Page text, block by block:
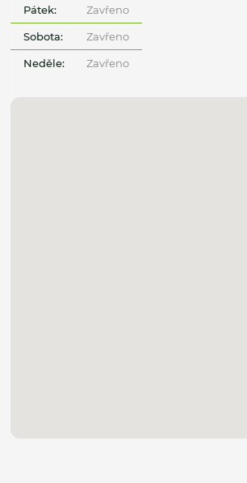
Pátek: Zavřeno
Sobota: Zavřeno
Neděle: Zavřeno